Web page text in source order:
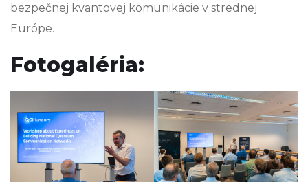
bezpečnej kvantovej komunikácie v strednej
Európe.
Fotogaléria: